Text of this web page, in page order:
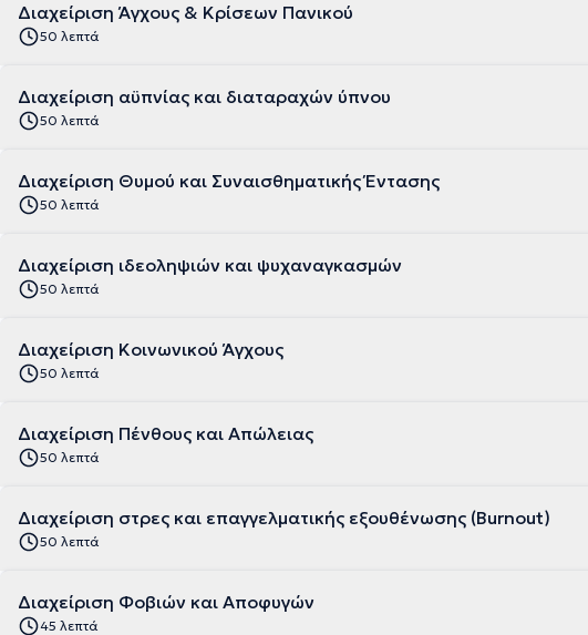
Διαχείριση Άγχους & Κρίσεων Πανικού
50 λεπτά
Διαχείριση αϋπνίας και διαταραχών ύπνου
50 λεπτά
Διαχείριση Θυμού και Συναισθηματικής Έντασης
50 λεπτά
Διαχείριση ιδεοληψιών και ψυχαναγκασμών
50 λεπτά
Διαχείριση Κοινωνικού Άγχους
50 λεπτά
Διαχείριση Πένθους και Απώλειας
50 λεπτά
Διαχείριση στρες και επαγγελματικής εξουθένωσης (Burnout)
50 λεπτά
Διαχείριση Φοβιών και Αποφυγών
45 λεπτά